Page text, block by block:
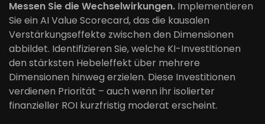
Messen Sie die Wechselwirkungen. Implementieren
Sie ein AI Value Scorecard, das die kausalen
Verstärkungseffekte zwischen den Dimensionen
abbildet. Identifizieren Sie, welche KI-Investitionen
den stärksten Hebeleffekt über mehrere
Dimensionen hinweg erzielen. Diese Investitionen
verdienen Priorität – auch wenn ihr isolierter
finanzieller ROI kurzfristig moderat erscheint.